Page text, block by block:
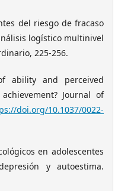
del riesgo de fracaso
logístico multinivel
225-256.
ability and perceived
Journal of
doi.org/10.1037/0022-
en adolescentes
y autoestima.